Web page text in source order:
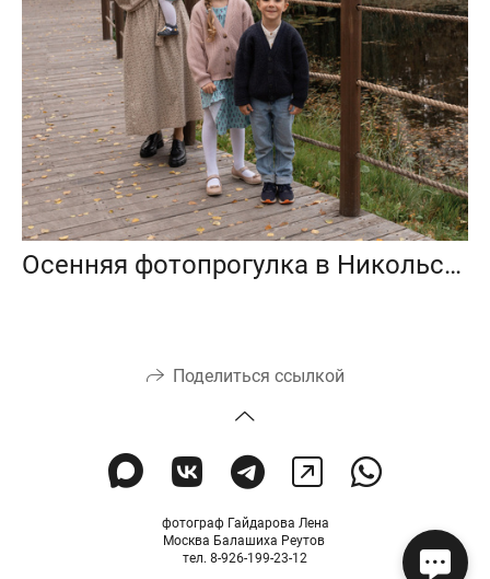
Осенняя фотопрогулка в Никольско-Архангельском парке, Балашиха
Поделиться ссылкой
фотограф Гайдарова Лена
Москва Балашиха Реутов
тел. 8-926-199-23-12